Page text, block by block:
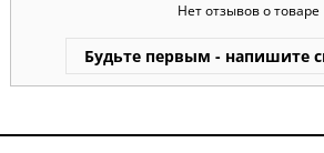
Нет отзывов о товаре
Будьте первым - напишите